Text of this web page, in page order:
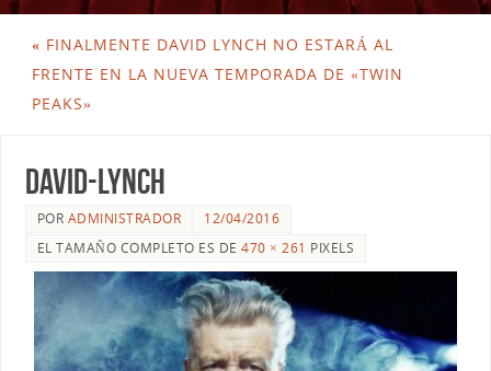
« FINALMENTE DAVID LYNCH NO ESTARÁ AL
FRENTE EN LA NUEVA TEMPORADA DE «TWIN
PEAKS»
David-Lynch
POR ADMINISTRADOR
12/04/2016
EL TAMAÑO COMPLETO ES DE470 × 261 PIXELS